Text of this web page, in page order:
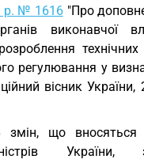
р. № 1616"Про
виконавчої
технічних
регулювання у
вісник
що вносяться
України,